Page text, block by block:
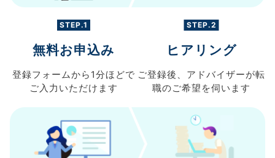
STEP.1
無料お申込み
登録フォームから 1分ほどで
ご入力 いただけます
STEP.2
ヒアリング
ご登録後、 アドバイザーが転
職のご希望を伺います